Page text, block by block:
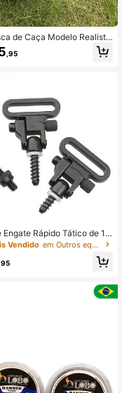
de Caça Modelo Realista
Flocado com Asas Girató
a Vento Decoração de
,95
Engate Rápido Tático de 1,2
com Pino, Porca de M
Vendido em Outros equipamentos de caça
,95